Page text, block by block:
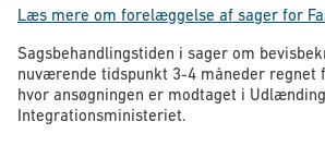
Læs mere om forelæggelse af sager for
Sagsbehandlingstiden i sager om
nuværende tidspunkt 3-4 måneder regnet
hvor ansøgningen er modtaget i
Integrationsministeriet.